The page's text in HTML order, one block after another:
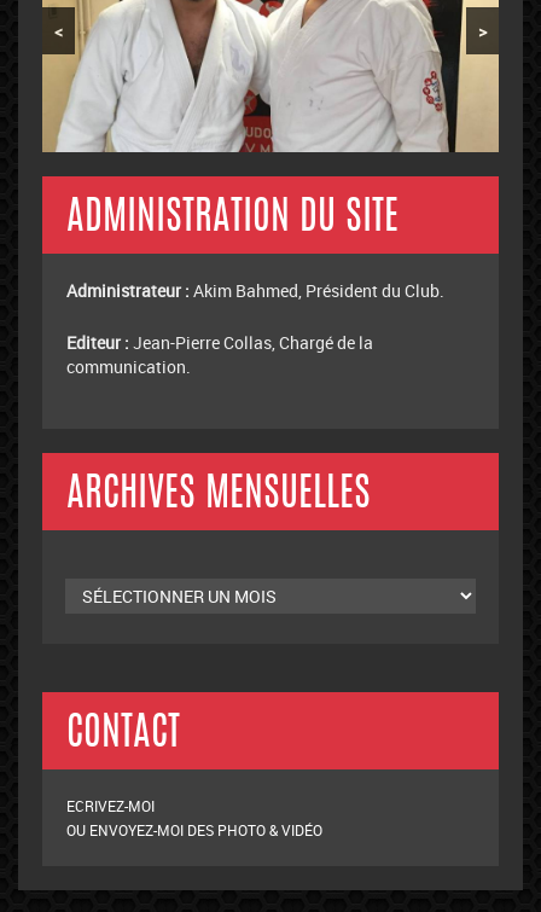
< >
ADMINISTRATION DU SITE
Administrateur : Akim Bahmed, Président du Club.
Editeur : Jean-Pierre Collas, Chargé de la
communication.
ARCHIVES MENSUELLES
CONTACT
ECRIVEZ-MOI
OU ENVOYEZ-MOI DES PHOTO & VIDÉO